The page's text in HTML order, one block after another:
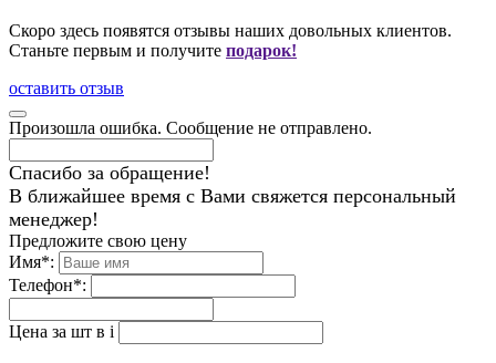
Скоро здесь появятся отзывы наших довольных клиентов.
Станьте первым и получите подарок!
оставить отзыв
Произошла ошибка. Сообщение не отправлено.
Спасибо за обращение!
В ближайшее время с Вами свяжется персональный
менеджер!
Предложите свою цену
Имя*:
Телефон*:
Цена за шт в i